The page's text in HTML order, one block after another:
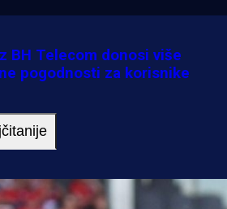
BH Telecom donosi više
pogodnosti za korisnike